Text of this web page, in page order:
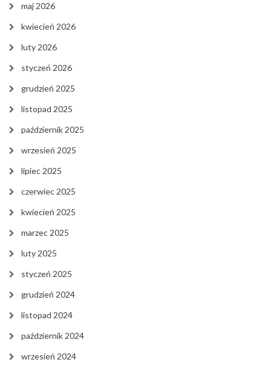
maj 2026
kwiecień 2026
luty 2026
styczeń 2026
grudzień 2025
listopad 2025
październik 2025
wrzesień 2025
lipiec 2025
czerwiec 2025
kwiecień 2025
marzec 2025
luty 2025
styczeń 2025
grudzień 2024
listopad 2024
październik 2024
wrzesień 2024